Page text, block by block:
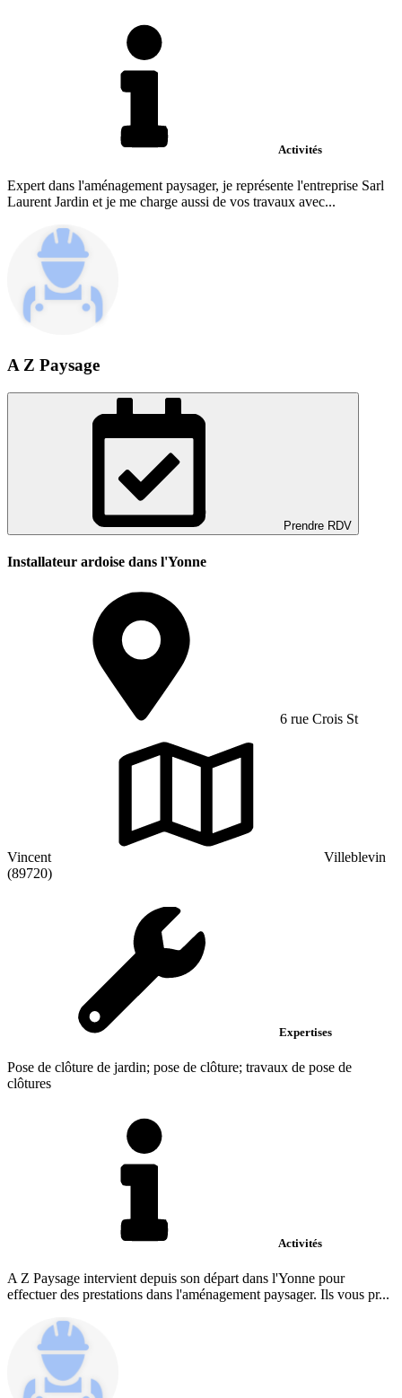
Activités
Expert dans l'aménagement paysager, je représente l'entreprise Sarl
Laurent Jardin et je me charge aussi de vos travaux avec...
A Z Paysage
Prendre RDV
Installateur ardoise dans l'Yonne
6 rue Crois St
Vincent
Villeblevin
(89720)
Expertises
Pose de clôture de jardin; pose de clôture; travaux de pose de
clôtures
Activités
A Z Paysage intervient depuis son départ dans l'Yonne pour
effectuer des prestations dans l'aménagement paysager. Ils vous pr...